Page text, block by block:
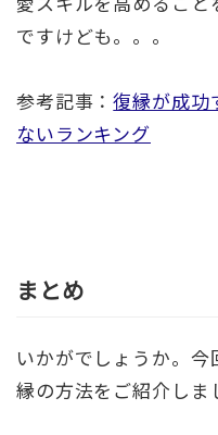
ですけども。。。
参考記事：復縁が成功
ないランキング
まとめ
いかがでしょうか。
縁の方法をご紹介しま